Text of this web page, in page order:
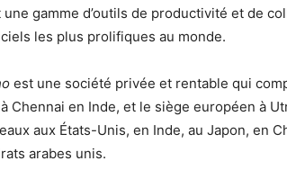
une gamme d’outils de productivité et de
les plus prolifiques au monde.
est une société privée et rentable qui
Chennai en Inde, et le siège européen à
aux États-Unis, en Inde, au Japon, en
arabes unis.